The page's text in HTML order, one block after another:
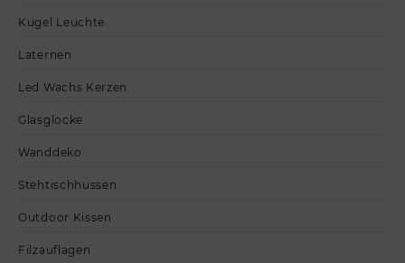
Kugel Leuchte
Laternen
Led Wachs Kerzen
Glasglocke
Wanddeko
Stehtischhussen
Outdoor Kissen
Filzauflagen